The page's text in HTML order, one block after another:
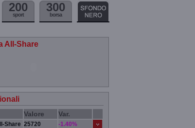
200
sport
300
borsa
All-Share
Valore Var.
Share 25720
-1.40%